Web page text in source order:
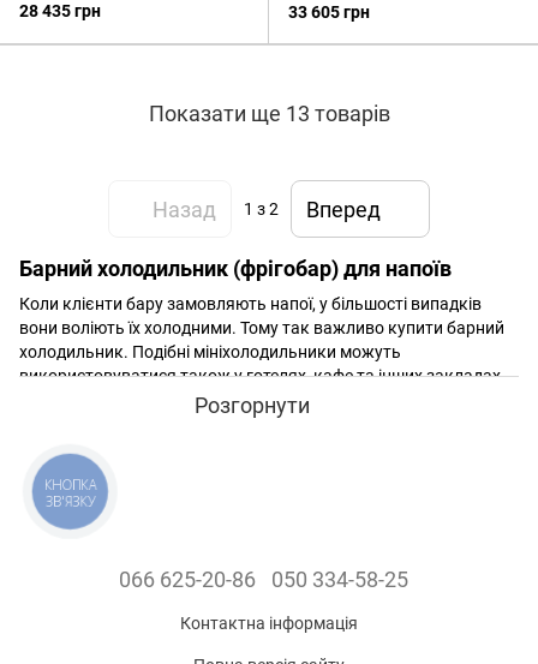
28 435 грн 33 605 грн
Показати ще 13 товарів
Назад 1 з 2 Вперед
Барний холодильник (фрігобар) для напоїв
Коли клієнти бару замовляють напої, у більшості випадків
вони воліють їх холодними. Тому так важливо купити барний
холодильник. Подібні мініхолодильники можуть
використовуватися також у готелях, кафе та інших закладах.
Барні шафи швидко охолоджують напої та переважно мають
прозорі дверцята, які дають змогу демонструвати асортимент
на барну стійку чи прилавок, або вмонтувати під стільницю.
Також часто такі холодильники можна побачити на задній лінії
бару.
Розгорнути
066 625-20-86 050 334-58-25
Контактна інформація
КНОПКА
ЗВ'ЯЗКУ